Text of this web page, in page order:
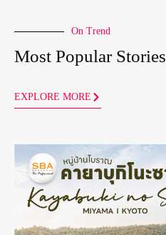
On Trend
Most Popular Stories
EXPLORE MORE